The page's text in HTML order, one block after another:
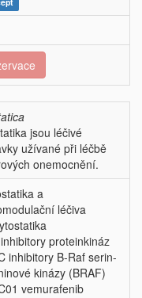
jsou léčivé
užívané při léčbě
onemocnění.
a
léčiva
proteinkináz
inhibitory B-Raf serin-
kinázy (BRAF)
vemurafenib